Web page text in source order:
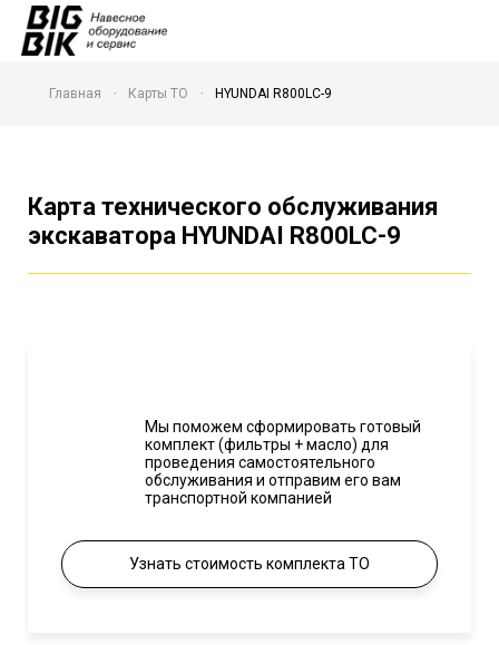
Главная Карты ТО HYUNDAI R800LC-9
Карта технического обслуживания
экскаватора HYUNDAI R800LC-9
Мы поможем сформировать готовый
комплект (фильтры + масло) для
проведения самостоятельного
обслуживания и отправим его вам
транспортной компанией
Узнать стоимость комплекта ТО